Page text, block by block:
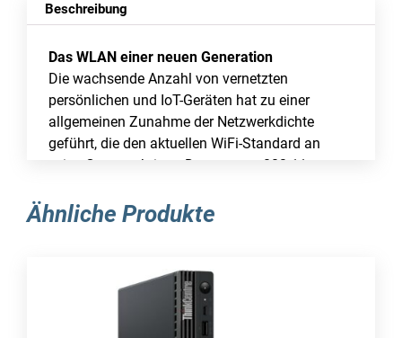
Beschreibung
Das WLAN einer neuen Generation
Die wachsende Anzahl von vernetzten
persönlichen und IoT-Geräten hat zu einer
allgemeinen Zunahme der Netzwerkdichte
geführt, die den aktuellen WiFi-Standard an
seine Grenzen bringt. Der neueste 802.11ax-
eine höhere Netzwerkeffizienz, schnellere WLAN-
verbundene Geräte und bietet den Benutzern ein
wesentlich besseres Netzwerkerlebnis.
WLAN mit Lichtgeschwindigkeit
Ähnliche Produkte